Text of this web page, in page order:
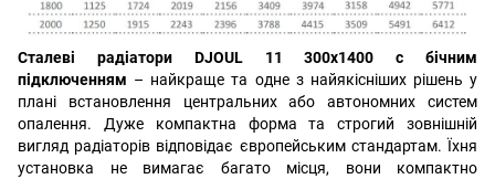
Сталеві радіаториDJOUL 11 300х1400 с бічним
підключенням – найкраще та одне з найякісніших рішень у
плані встановлення центральних або автономних систем
опалення. Дуже компактна форма та строгий зовнішній
вигляд радіаторів відповідає європейським стандартам. Їхня
установка не вимагає багато місця, вони компактно